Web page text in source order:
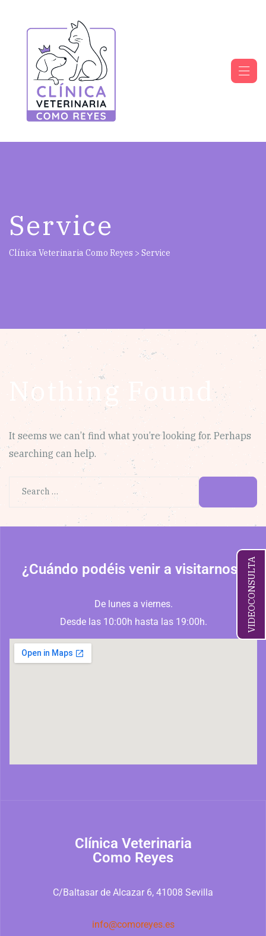
VIDEOCONSULTA
Service
Clínica Veterinaria Como Reyes > Service
Nothing Found
It seems we can’t find what you’re looking for. Perhaps
searching can help.
¿Cuándo podéis venir a visitarnos?
De lunes a viernes.
Desde las 10:00h hasta las 19:00h.
Clínica Veterinaria
Como Reyes
C/Baltasar de Alcazar 6, 41008 Sevilla
info@comoreyes.es